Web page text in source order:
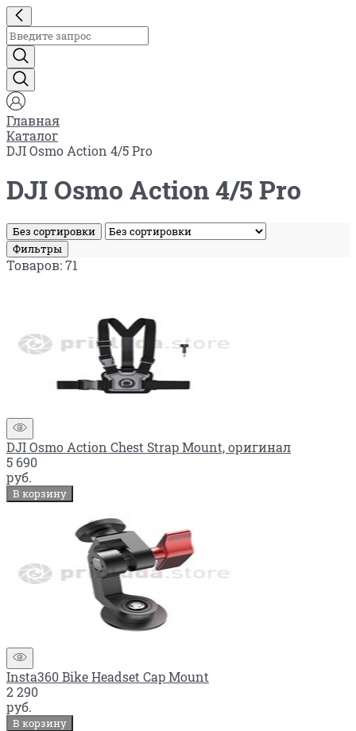
Главная
Каталог
DJI Osmo Action 4/5 Pro
DJI Osmo Action 4/5 Pro
Без сортировки
Фильтры
Товаров: 71
DJI Osmo Action Chest Strap Mount, оригинал
5 690
руб.
В корзину
Insta360 Bike Headset Cap Mount
2 290
руб.
В корзину